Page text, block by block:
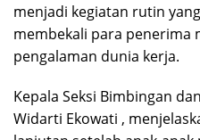
menjadi kegiatan rutin
membekali para penerima
pengalaman dunia kerja.
Kepala Seksi Bimbingan
Widarti Ekowati ,